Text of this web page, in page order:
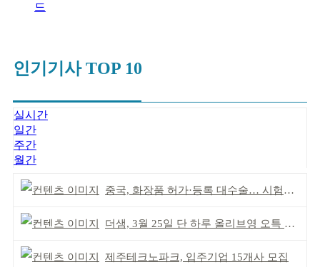
드
인기기사 TOP 10
실시간
일간
주간
월간
중국, 화장품 허가·등록 대수술… 시험자료 공용 허용
더샘, 3월 25일 단 하루 올리브영 오특 참여
제주테크노파크, 입주기업 15개사 모집